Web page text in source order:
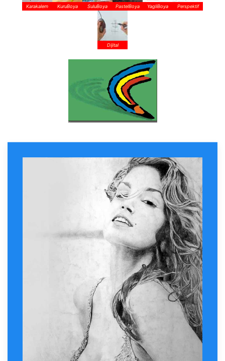
Karakalem KuruBoya SuluBoya PastelBoya YagliBoya Perspektif
Dijital